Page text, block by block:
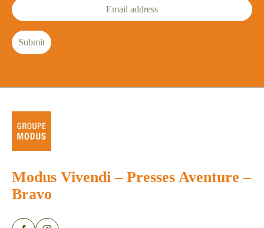
Email
address
Submit
Modus Vivendi – Presses Aventure –
Bravo